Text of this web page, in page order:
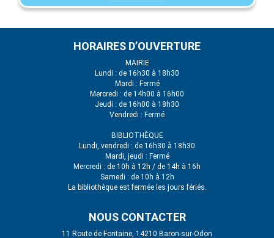
HORAIRES D’OUVERTURE
MAIRIE
Lundi : de 16h30 à 18h30
Mardi : Fermé
Mercredi : de 14h00 à 16h00
Jeudi : de 16h00 à 18h30
Vendredi : Fermé
BIBLIOTHÈQUE
Lundi, vendredi : de 16h30 à 18h30
Mardi, jeudi : Fermé
Mercredi : de 10h à 12h / de 14h à 16h
Samedi : de 10h à 12h
La bibliothèque est fermée les jours fériés.
NOUS CONTACTER
11 Route de Fontaine, 14210 Baron-sur-Odon